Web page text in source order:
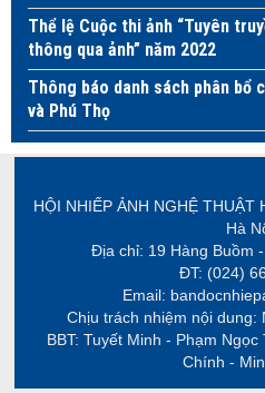
Thể lệ Cuộc thi ảnh “Tuyên
thông qua ảnh” năm 2022
Thông báo danh sách phân bổ
và Phú Thọ
HỘI NHIẾP ẢNH NGHỆ THUẬT
Hà
Địa chỉ: 19 Hàng Buồm
ĐT: (024)
Email:
Chịu trách nhiệm nội dung:
BBT: Tuyết Minh - Phạm
Chính -